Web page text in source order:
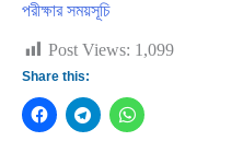
পরীক্ষার সময়সূচি
Post Views: 1,099
Share this: